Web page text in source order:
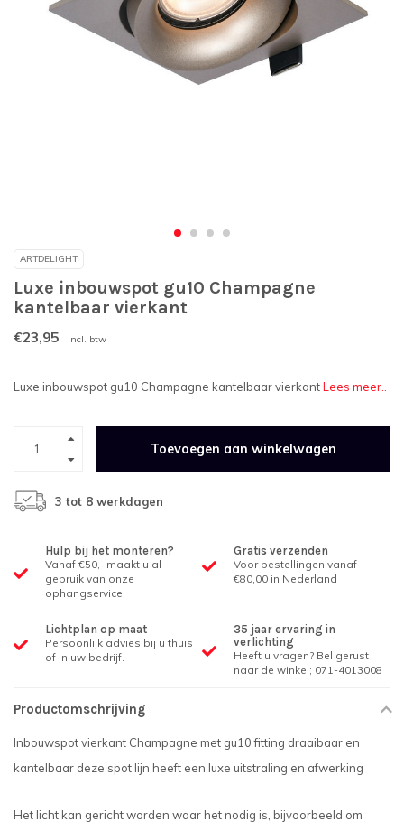
ARTDELIGHT
Luxe inbouwspot gu10 Champagne
kantelbaar vierkant
€23,95 Incl. btw
Luxe inbouwspot gu10 Champagne kantelbaar vierkantLees meer..
Toevoegen aan winkelwagen
3 tot 8 werkdagen
Hulp bij het monteren?
Vanaf €50,- maakt u al
gebruik van onze
ophangservice.
Gratis verzenden
Voor bestellingen vanaf
€80,00 in Nederland
Lichtplan op maat
Persoonlijk advies bij u thuis
of in uw bedrijf.
35 jaar ervaring in
verlichting
Heeft u vragen? Bel gerust
naar de winkel; 071-4013008
Productomschrijving
Inbouwspot vierkant Champagne met gu10 fitting draaibaar en
kantelbaar deze spot lijn heeft een luxe uitstraling en afwerking
Het licht kan gericht worden waar het nodig is, bijvoorbeeld om